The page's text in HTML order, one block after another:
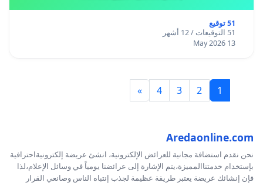
51 توقيع
51 التوقيعات / 12 أشهر
13 May 2026
1
2
3
4
»
Aredaonline.com
نحن نقدم استضافة مجانية للعرائض الإلكترونية، انشئ عريضة إلكترونيةاحترافية
بإستخدام خدمتناالمميزة،يتم الإشارة إلى عرائضنا يومياً في وسائل الإعلام،لذا
فإن إنشائك عريضة يعتبر طريقة عظيمة لجذب إنتباه الناس وصانعي القرار